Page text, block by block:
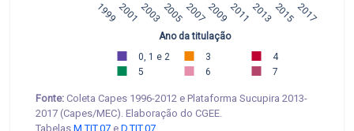
1999200120032005200720092011201320152017
0, 1 e 2 3
4
5
6 7
Ano da titulação
Fonte: Coleta Capes 1996-2012 e Plataforma Sucupira 2013-
2017 (Capes/MEC). Elaboração do CGEE.
Tabelas M.TIT.07 e D.TIT.07